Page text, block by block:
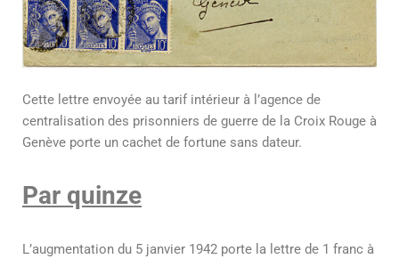
Cette lettre envoyée au tarif intérieur à l’agence de
centralisation des prisonniers de guerre de la Croix Rouge à
Genève porte un cachet de fortune sans dateur.
Par quinze
L’augmentation du 5 janvier 1942 porte la lettre de 1 franc à